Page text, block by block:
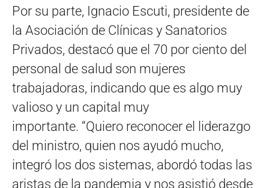
Por su parte, Ignacio Escuti, presidente de
la Asociación de Clínicas y Sanatorios
Privados, destacó que el 70 por ciento del
personal de salud son mujeres
trabajadoras, indicando que es algo muy
valioso y un capital muy
importante. “Quiero reconocer el liderazgo
del ministro, quien nos ayudó mucho,
integró los dos sistemas, abordó todas las
aristas de la pandemia y nos asistió desde